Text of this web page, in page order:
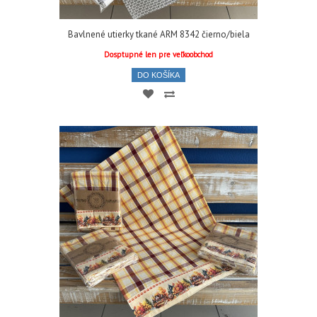
Bavlnené utierky tkané ARM 8342 čierno/biela
Dosptupné len pre veľkoobchod
DO KOŠÍKA